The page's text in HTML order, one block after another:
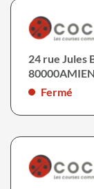
24 rue Jules
80000
Fermé